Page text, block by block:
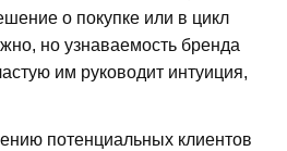
о покупке или в цикл
но узнаваемость бренда
им руководит интуиция,
потенциальных клиентов